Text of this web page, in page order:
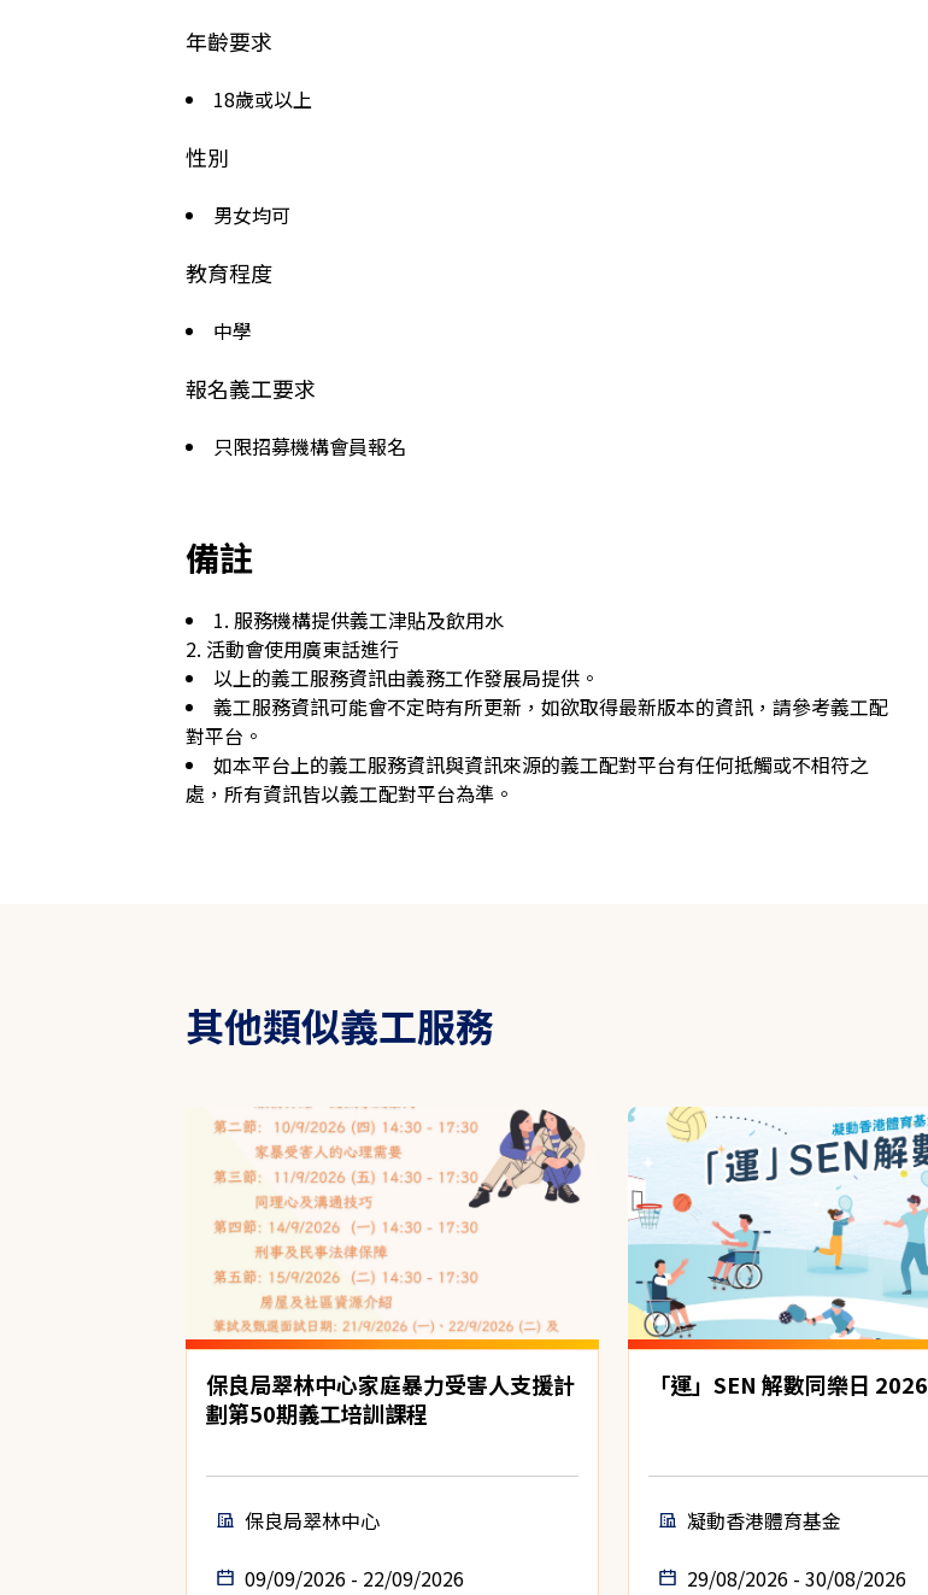
年齡要求
18歲或以上
性別
男女均可
教育程度
中學
報名義工要求
只限招募機構會員報名
備註
1. 服務機構提供義工津貼及飲用水
2. 活動會使用廣東話進行
以上的義工服務資訊由義務工作發展局提供。
義工服務資訊可能會不定時有所更新，如欲取得最新版本的資訊，請參考義工配
對平台。
如本平台上的義工服務資訊與資訊來源的義工配對平台有任何抵觸或不相符之
處，所有資訊皆以義工配對平台為準。
其他類似義工服務
保良局翠林中心家庭暴力受害人支援計
劃第50期義工培訓課程
保良局翠林中心
09/09/2026 - 22/09/2026
「運」SEN 解數同樂日 2026
凝動香港體育基金
29/08/2026 - 30/08/2026